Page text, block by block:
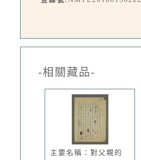
-相關藏品-
主要名稱：對父親的